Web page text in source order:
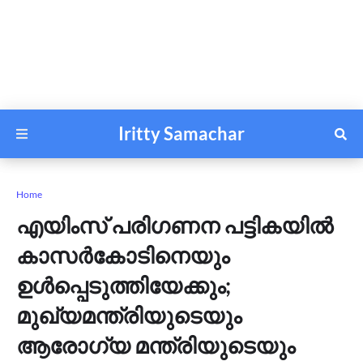
Iritty Samachar
Home
എയിംസ് പരിഗണന പട്ടികയിൽ
കാസർകോടിനെയും
ഉൾപ്പെടുത്തിയേക്കും;
മുഖ്യമന്ത്രിയുടെയും
ആരോഗ്യ മന്ത്രിയുടെയും